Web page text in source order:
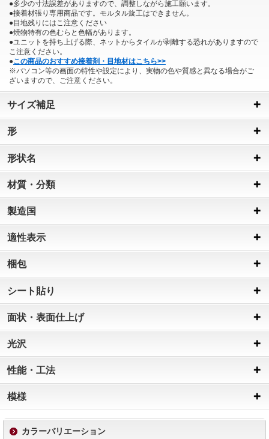
●多少の寸法誤差がありますので、調整しながら施工願います。
●接着材張り専用商品です。モルタル旋工はできません。
●目地残りにはこ注意ください
●焼物特有の色むらと色幅があります。
●ユニットを持ち上げる際、ネットからタイルが剥離する恐れがありますので
こ注意ください。
●この商品のおすすめ接着剤・目地材はこちら>>
※パソコン等の画面の特性や設定により、実物の色や質感と異なる場合がご
ざいますので、ご注意ください。
サイズ補足
形
形状名
材質・分類
製造国
適性表示
梱包
シート貼り
面状・表面仕上げ
光沢
性能・工法
模様
カラーバリエーション